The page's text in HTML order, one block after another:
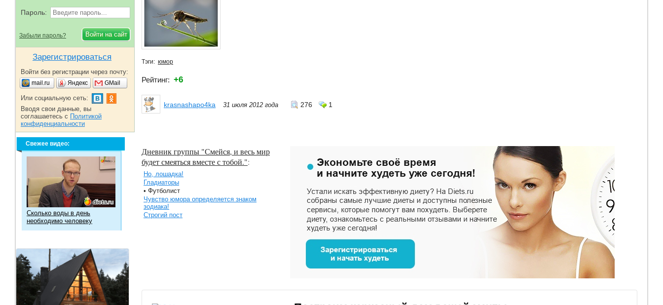
Тэги: юмор
Рейтинг: +6
krasnashapo4ka 31 июля 2012 года 276 1
Дневник группы "Смейся, и весь мир
будет смеяться вместе с тобой.":
Но, лошадка!
Гладиаторы
• Футболист
Чувство юмора определяется знаком
зодиака!
Строгий пост
Пароль:
Забыли пароль?
Зарегистрироваться
Войти без регистрации через почту:
mail.ru Яндекс GMail
Или социальную сеть:
Вводя свои данные, вы
соглашаетесь с Политикой
конфиденциальности
Свежее видео:
Сколько воды в день
необходимо человеку